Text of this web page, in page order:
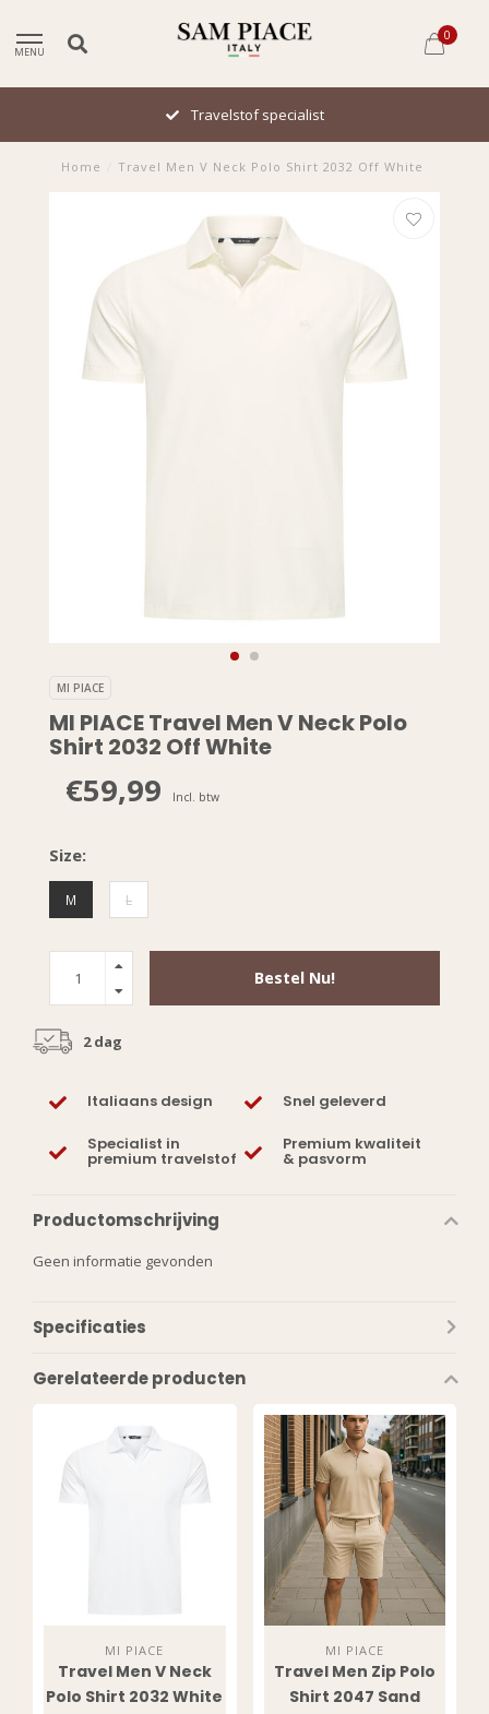
MENU
0
Travelstof specialist
Home Travel Men V Neck Polo Shirt 2032 Off White
MI PIACE
MI PIACE Travel Men V Neck Polo
Shirt 2032 Off White
€59,99 Incl. btw
Size:
M L
Bestel Nu!
2 dag
Italiaans design Snel geleverd
Specialist in
premium travelstof
Premium kwaliteit
& pasvorm
Productomschrijving
Geen informatie gevonden
Specificaties
Gerelateerde producten
MI PIACE
Travel Men V Neck
Polo Shirt 2032 White
MI PIACE
Travel Men Zip Polo
Shirt 2047 Sand
WANT ACCESS TO
EXCLUSIVE
DEALS?
Sign up to receive access to our latest updates
and best offers.
Email